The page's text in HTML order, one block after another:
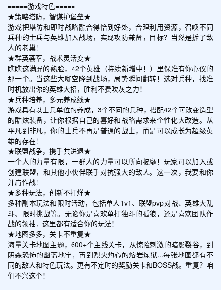
=====游戏特色=====
★策略塔防，智谋护堡垒★
游戏把塔防和即时战略融合得恰到好处，合理利用资源，召唤不同
兵种的士兵与英雄加入战场，实现攻防兼备，目标？当然是拆了敌
人的老巢！
★群英荟萃，战术灵活变★
瞧瞧这满屏的熟脸，42个英雄（持续新增中！）里保准有你心仪的
那一个。当这些大咖空降到战场，局势瞬间翻转！选对兵种，找准
时机放出你的英雄大招，胜利不费吹灰之力！
★兵种培养，多元养成线★
游戏具有以士兵单位的养成，3个不同的兵种，搭配42个可改变造型
的酷炫装备，让你根据自己的喜好和战略需求来个性化大改造。从
平凡到非凡，你的士兵不再是普通的战士，而是可以成长为超级英
雄的存在！
★联盟战争，携手共进退★
一个人的力量有限，一群人的力量可以所向披靡！玩家可以加入或
创建联盟，和其他小伙伴联手对抗强大的敌人。这一次，我要和你
并肩作战！
★多种玩法，创新不打烊★
多种副本玩法和限时活动，包括单人1v1、联盟pvp对战、英雄大乱
斗、限时挑战等。无论你是喜欢单打独斗的孤狼，还是喜欢团队作
战的领袖，这里都有适合你的玩法！
★地图多多，关卡不重复★
海量关卡地图主题，600+个主线关卡，从惊险刺激的暗影裂谷，到
阴森恐怖的幽蓝地牢，再到烈火灼心的熔岩炼狱...每张地图都有不
同的敌人和特色玩法。更有不定时的奖励关卡和BOSS战。重复？咱
们不兴这个！